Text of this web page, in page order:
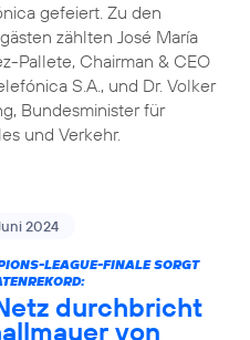
gefeiert. Zu den
zählten José María
Pallete, Chairman & CEO
S.A., und Dr. Volker
Bundesminister für
und Verkehr.
2024
LEAGUE-FINALE SORGT
durchbricht
von